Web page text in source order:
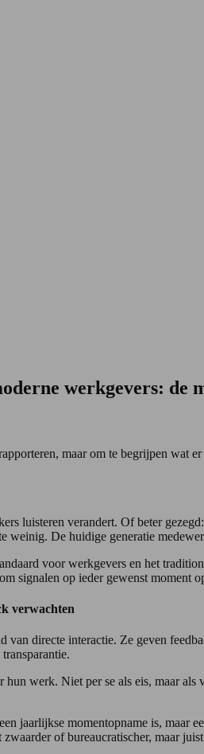
werkgevers: de
maar om te begrijpen wat er
luisteren verandert. Of beter
weinig. De huidige generatie
voor werkgevers en het
signalen op ieder gewenst moment
verwachten
van directe interactie. Ze geven
werk. Niet per se als eis, maar
jaarlijkse momentopname is, maar
of bureaucratischer, maar